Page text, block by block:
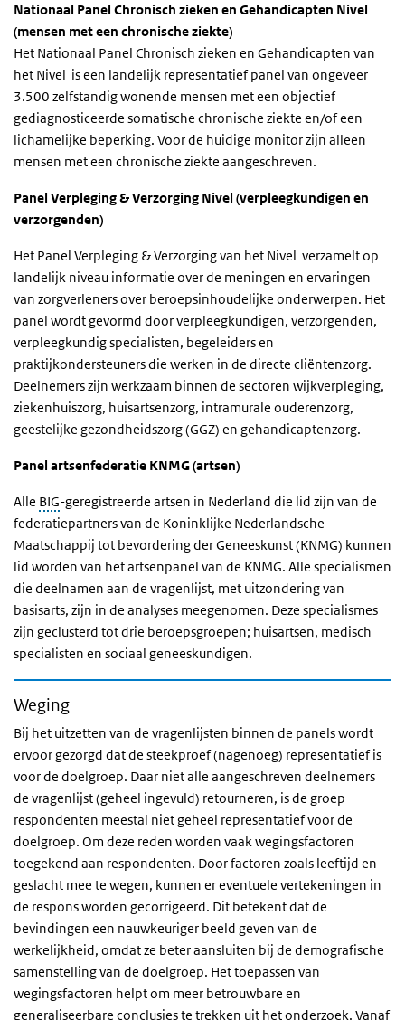
Nationaal Panel Chronisch zieken en Gehandicapten Nivel
(mensen met een chronische ziekte)
Het Nationaal Panel Chronisch zieken en Gehandicapten van
het Nivel is een landelijk representatief panel van ongeveer
3.500 zelfstandig wonende mensen met een objectief
gediagnosticeerde somatische chronische ziekte en/of een
lichamelijke beperking. Voor de huidige monitor zijn alleen
mensen met een chronische ziekte aangeschreven.
Panel Verpleging & Verzorging Nivel (verpleegkundigen en
verzorgenden)
Het Panel Verpleging & Verzorging van het Nivel verzamelt op
landelijk niveau informatie over de meningen en ervaringen
van zorgverleners over beroepsinhoudelijke onderwerpen. Het
panel wordt gevormd door verpleegkundigen, verzorgenden,
verpleegkundig specialisten, begeleiders en
praktijkondersteuners die werken in de directe cliëntenzorg.
Deelnemers zijn werkzaam binnen de sectoren wijkverpleging,
ziekenhuiszorg, huisartsenzorg, intramurale ouderenzorg,
geestelijke gezondheidszorg (GGZ) en gehandicaptenzorg.
Panel artsenfederatie KNMG (artsen)
Alle BIG-geregistreerde artsen in Nederland die lid zijn van de
federatiepartners van de Koninklijke Nederlandsche
Maatschappij tot bevordering der Geneeskunst (KNMG) kunnen
lid worden van het artsenpanel van de KNMG. Alle specialismen
die deelnamen aan de vragenlijst, met uitzondering van
basisarts, zijn in de analyses meegenomen. Deze specialismes
zijn geclusterd tot drie beroepsgroepen; huisartsen, medisch
specialisten en sociaal geneeskundigen.
Weging
Bij het uitzetten van de vragenlijsten binnen de panels wordt
ervoor gezorgd dat de steekproef (nagenoeg) representatief is
voor de doelgroep. Daar niet alle aangeschreven deelnemers
de vragenlijst (geheel ingevuld) retourneren, is de groep
respondenten meestal niet geheel representatief voor de
doelgroep. Om deze reden worden vaak wegingsfactoren
toegekend aan respondenten. Door factoren zoals leeftijd en
geslacht mee te wegen, kunnen er eventuele vertekeningen in
de respons worden gecorrigeerd. Dit betekent dat de
bevindingen een nauwkeuriger beeld geven van de
werkelijkheid, omdat ze beter aansluiten bij de demografische
samenstelling van de doelgroep. Het toepassen van
wegingsfactoren helpt om meer betrouwbare en
generaliseerbare conclusies te trekken uit het onderzoek. Vanaf